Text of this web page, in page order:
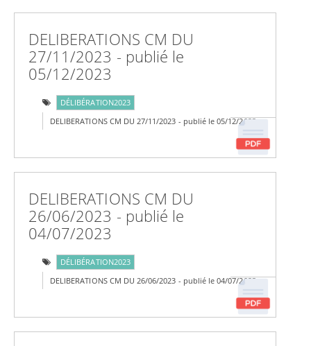
DELIBERATIONS CM DU
27/11/2023 - publié le
05/12/2023
DÉLIBÉRATION2023
DELIBERATIONS CM DU 27/11/2023 - publié le 05/12/2023
DELIBERATIONS CM DU
26/06/2023 - publié le
04/07/2023
DÉLIBÉRATION2023
DELIBERATIONS CM DU 26/06/2023 - publié le 04/07/2023